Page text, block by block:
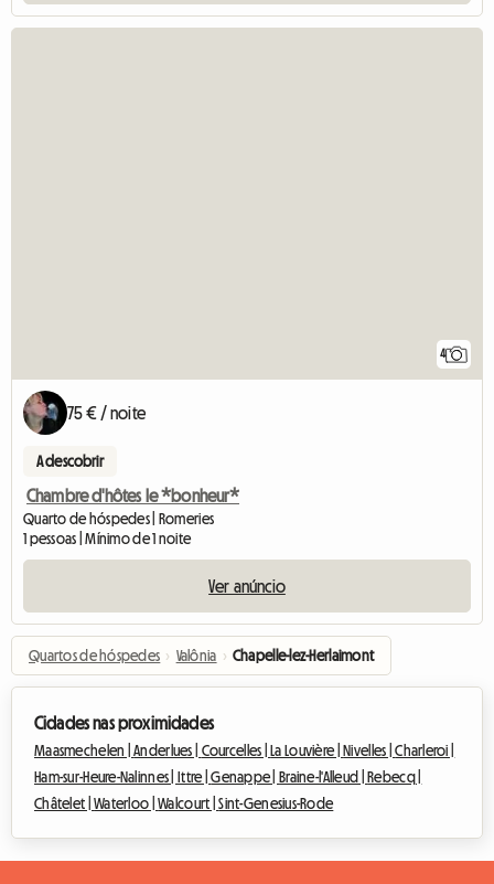
4
75 € / noite
A descobrir
Chambre d'hôtes le *bonheur*
Quarto de hóspedes | Romeries
1 pessoas | Mínimo de 1 noite
Ver anúncio
Quartos de hóspedes › Valônia › Chapelle-lez-Herlaimont
Cidades nas proximidades
Maasmechelen |Anderlues | Courcelles |La Louvière |Nivelles |Charleroi |
Ham-sur-Heure-Nalinnes | Ittre |Genappe |Braine-l'Alleud |Rebecq |
Châtelet |Waterloo |Walcourt |Sint-Genesius-Rode